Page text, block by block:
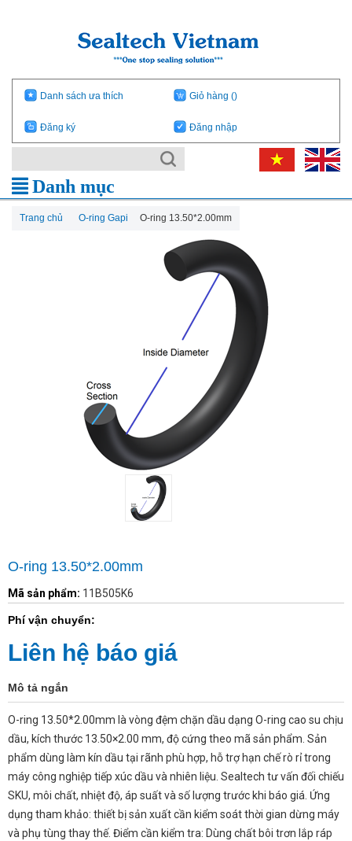
Danh sách ưa thích Giỏ hàng()
Đăng ký Đăng nhập
Danh mục
Trang chủ O-ring Gapi O-ring 13.50*2.00mm
O-ring 13.50*2.00mm
Mã sản phẩm: 11B505K6
Phí vận chuyển:
Liên hệ báo giá
Mô tả ngắn
O-ring 13.50*2.00mm là vòng đệm chặn dầu dạng O-ring cao su chịu
dầu, kích thước 13.50×2.00 mm, độ cứng theo mã sản phẩm. Sản
phẩm dùng làm kín dầu tại rãnh phù hợp, hỗ trợ hạn chế rò rỉ trong
máy công nghiệp tiếp xúc dầu và nhiên liệu. Sealtech tư vấn đối chiếu
SKU, môi chất, nhiệt độ, áp suất và số lượng trước khi báo giá. Ứng
dụng tham khảo: thiết bị sản xuất cần kiểm soát thời gian dừng máy
và phụ tùng thay thế. Điểm cần kiểm tra: Dùng chất bôi trơn lắp ráp